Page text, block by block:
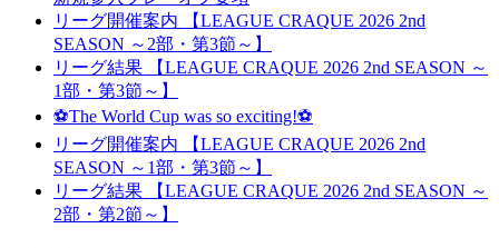
リーグ開催案内 【LEAGUE CRAQUE 2026 2nd
SEASON ～2部・第3節～】
リーグ結果 【LEAGUE CRAQUE 2026 2nd SEASON ～
1部・第3節～】
⚽The World Cup was so exciting!⚽
リーグ開催案内 【LEAGUE CRAQUE 2026 2nd
SEASON ～1部・第3節～】
リーグ結果 【LEAGUE CRAQUE 2026 2nd SEASON ～
2部・第2節～】